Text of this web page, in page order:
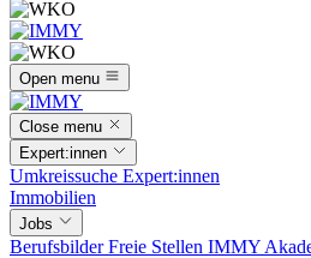
Open menu
Close menu
Expert:innen
Umkreissuche Expert:innen
Immobilien
Jobs
BerufsbilderFreie Stellen IMMY